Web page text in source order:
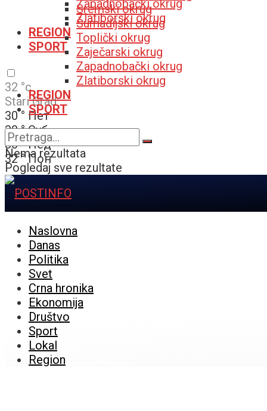
Zapadnobački okrug
Zlatiborski okrug
REGION
SPORT
32 °c
Stari Grad
30 ° Пет
30 ° Суб
30 ° Нед
32 ° Пон
Sremski okrug
Šumadijski okrug
Toplički okrug
Zaječarski okrug
Zapadnobački okrug
Zlatiborski okrug
REGION
SPORT
Nema rezultata
Pogledaj sve rezultate
Naslovna
Danas
Politika
Svet
Crna hronika
Ekonomija
Društvo
Sport
Lokal
Region